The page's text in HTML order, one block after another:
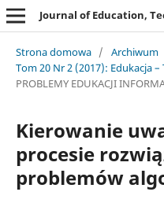
Journal of Education,
Strona domowa / Archiwum
Tom 20 Nr 2 (2017): Edukacja
PROBLEMY EDUKACJI
Kierowanie
procesie
problemów